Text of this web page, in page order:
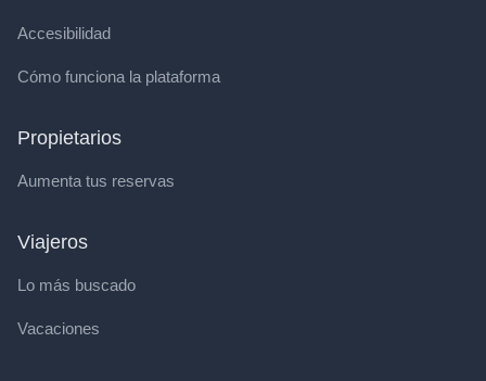
Accesibilidad
Cómo funciona la plataforma
Propietarios
Aumenta tus reservas
Viajeros
Lo más buscado
Vacaciones